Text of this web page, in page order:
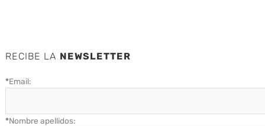
RECIBE LA NEWSLETTER
*Email:
*Nombre apellidos: